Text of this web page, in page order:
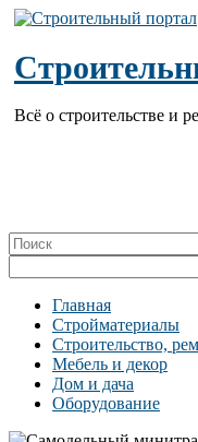
Перейти
содержимому
Всё о строительстве и
Главная
Стройматериалы
Строительство,
Мебель и декор
Дом и дача
Оборудование